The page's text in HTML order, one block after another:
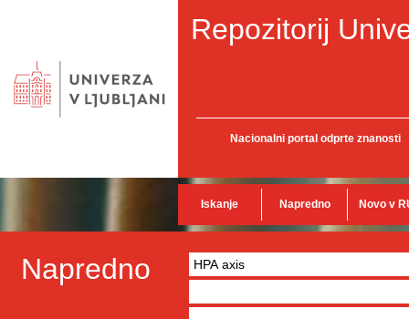
Repozitorij
Nacionalni portal odprte znanosti
Iskanje Napredno Novo v
Napredno